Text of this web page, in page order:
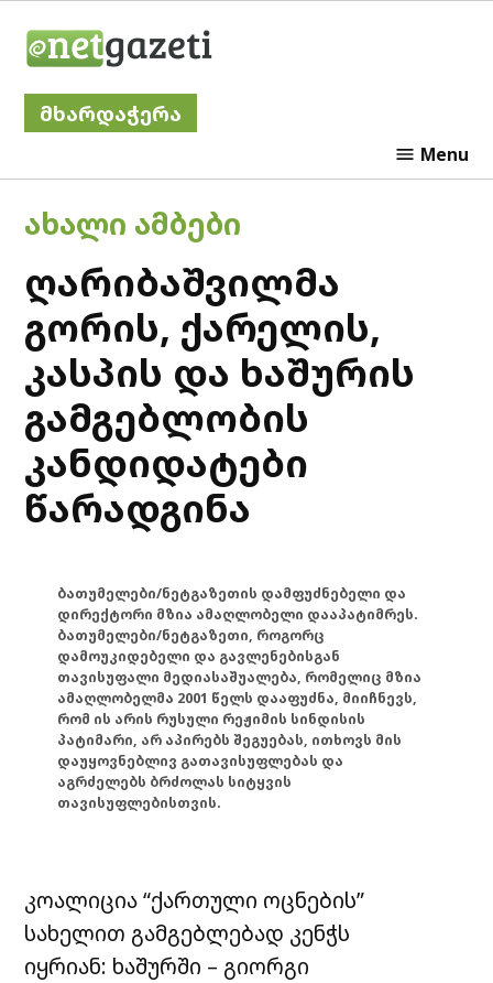
მხარდაჭერა
Menu
POSTED
ᲐᲮᲐᲚᲘ ᲐᲛᲑᲔᲑᲘ
ღარიბაშვილმა
გორის, ქარელის,
კასპის და ხაშურის
გამგებლობის
კანდიდატები
წარადგინა
ბათუმელები/ნეტგაზეთის დამფუძნებელი და
დირექტორი მზია ამაღლობელი დააპატიმრეს.
ბათუმელები/ნეტგაზეთი, როგორც
დამოუკიდებელი და გავლენებისგან
თავისუფალი მედიასაშუალება, რომელიც მზია
ამაღლობელმა 2001 წელს დააფუძნა, მიიჩნევს,
რომ ის არის რუსული რეჟიმის სინდისის
პატიმარი, არ აპირებს შეგუებას, ითხოვს მის
დაუყოვნებლივ გათავისუფლებას და
აგრძელებს ბრძოლას სიტყვის
თავისუფლებისთვის.
კოალიცია “ქართული ოცნების”
სახელით გამგებლებად კენჭს
იყრიან: ხაშურში – გიორგი